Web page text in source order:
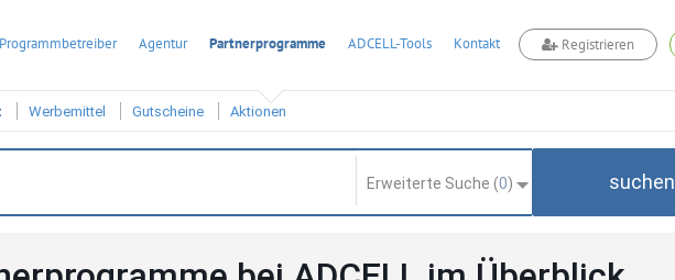
Programmbetreiber Agentur Partnerprogramme ADCELL-Tools Kontakt Registrieren
Werbemittel Gutscheine Aktionen
Erweiterte Suche (0) suchen